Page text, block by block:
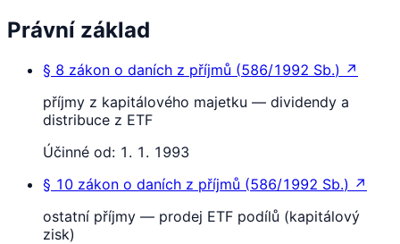
Právní základ
§ 8 zákon o daních z příjmů (586/1992 Sb.) ↗
příjmy z kapitálového majetku — dividendy a
distribuce z ETF
Účinné od: 1. 1. 1993
§ 10 zákon o daních z příjmů (586/1992 Sb.) ↗
ostatní příjmy — prodej ETF podílů (kapitálový
zisk)